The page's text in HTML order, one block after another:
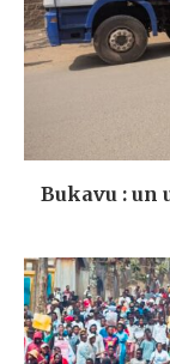
Bukavu : un